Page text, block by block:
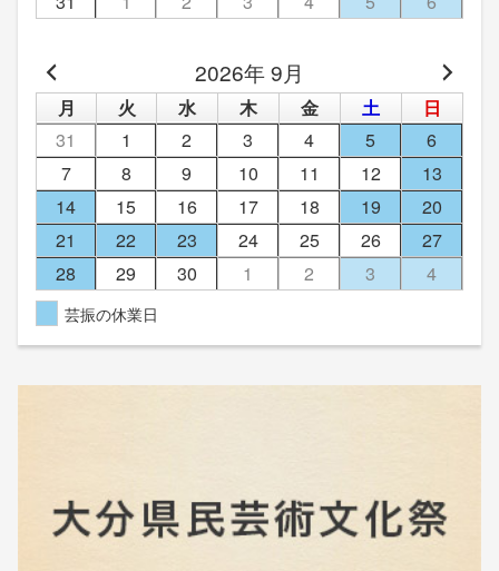
2026年 9月
月 火 水 木 金 土
日
31
1 2 3 4 5
6
7
8 9 10 11 12
13
14
15 16 17 18 19
20
21
22 23 24 25 26
27
28
29 30 1 2 3 4
芸振の休業日